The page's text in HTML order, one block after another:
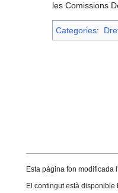
les Comissions
Categories:
Esta pàgina fon modificada
El contingut està